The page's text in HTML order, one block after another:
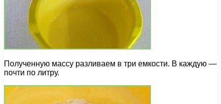
Полученную массу разливаем в три емкости. В каждую —
почти по литру.